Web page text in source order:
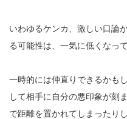
いわゆるケンカ、激しい口論
る可能性は、一気に低くなっ
一時的には仲直りできるかも
して相手に自分の悪印象が刻
で距離を置かれてしまったり